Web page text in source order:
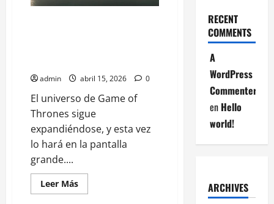
admin abril 15, 2026 0
El universo de Game of
Thrones sigue
expandiéndose, y esta vez
lo hará en la pantalla
grande....
Leer MásLeer
más
RECENT
COMMENTS
A
WordPress
Commenter
en Hello
world!
ARCHIVES